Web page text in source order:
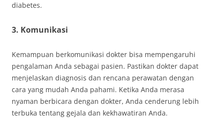
diabetes.
3. Komunikasi
Kemampuan berkomunikasi dokter bisa mempengaruhi
pengalaman Anda sebagai pasien. Pastikan dokter dapat
menjelaskan diagnosis dan rencana perawatan dengan
cara yang mudah Anda pahami. Ketika Anda merasa
nyaman berbicara dengan dokter, Anda cenderung lebih
terbuka tentang gejala dan kekhawatiran Anda.